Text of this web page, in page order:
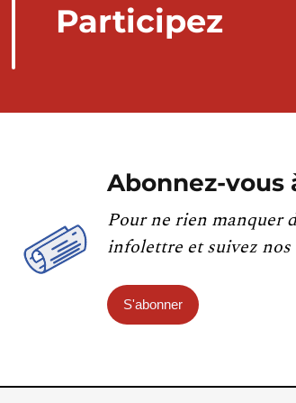
Participez
Abonnez-
Pour ne rien manquer
infolettre et suivez nos
S'abonner